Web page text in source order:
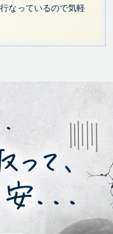
なっているので気軽